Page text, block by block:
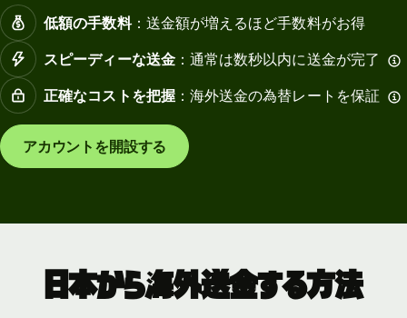
低額の手数料：送金額が増えるほど手数料がお得
スピーディーな送金：通常は数秒以内に送金が完了
正確なコストを把握：海外送金の為替レートを保証
アカウントを開設する
日本から海外送金する方法